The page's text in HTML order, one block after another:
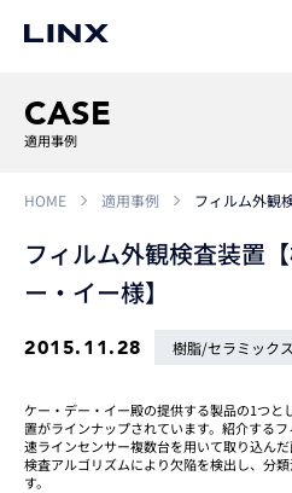
企業 情報
CASE
適用事例
HOME 適用事例 フィルム外観
フィルム外観検査装置
ー・イー様】
2015.11.28 樹脂/セラミック
ケー・デー・イー殿の提供する製品の1つと
置がラインナップされています。紹介する
速ラインセンサー複数台を用いて取り込ん
検査アルゴリズムにより欠陥を検出し、分
す。